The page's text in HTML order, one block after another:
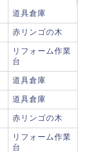
道具倉庫
赤リンゴの木
リフォーム作業
台
道具倉庫
道具倉庫
赤リンゴの木
リフォーム作業
台